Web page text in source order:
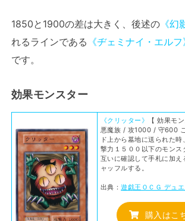
1850と1900の差は大きく、後述の 《幻
れるラインである 《ヂェミナイ・エルフ
です。
効果モンスター
《クリッター》
【 効果モ
悪魔族 / 攻1000 / 守600
ド上から墓地に送られた
撃力１５００以下のモンス
互いに確認して手札に加え
ャッフルする。
出典：遊戯王ＯＣＧ デュ
購入はこ